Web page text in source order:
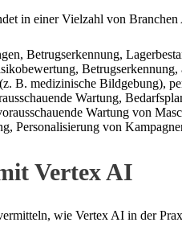
in einer Vielzahl von
Betrugserkennung,
B. medizinische Bildgebung),
Wartung,
Wartung von
Personalisierung von
Vertex AI
wie Vertex AI in der